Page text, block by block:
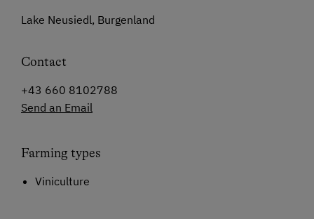
Lake Neusiedl, Burgenland
Contact
+43 660 8102788
Send an Email
Farming types
Viniculture